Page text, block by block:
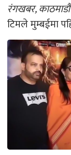
रंगखबर,
टिमले मुम्बईमा